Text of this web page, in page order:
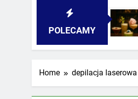
POLECAMY
i podwórkach
Home depilacja laserowa